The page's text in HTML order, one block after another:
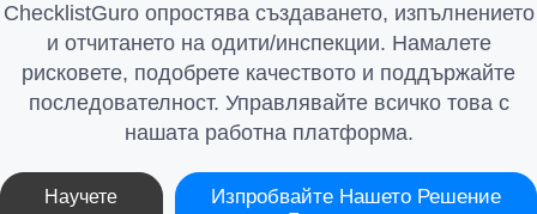
ChecklistGuro опростява създаването, изпълнението
и отчитането на одити/инспекции. Намалете
рисковете, подобрете качеството и поддържайте
последователност. Управлявайте всичко това с
нашата работна платформа.
Научете
Изпробвайте Нашето Решение